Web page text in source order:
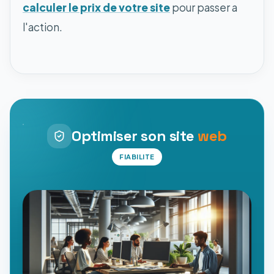
calculer le prix de votre sitepour passer a
l'action.
Optimiser son site web
FIABILITE